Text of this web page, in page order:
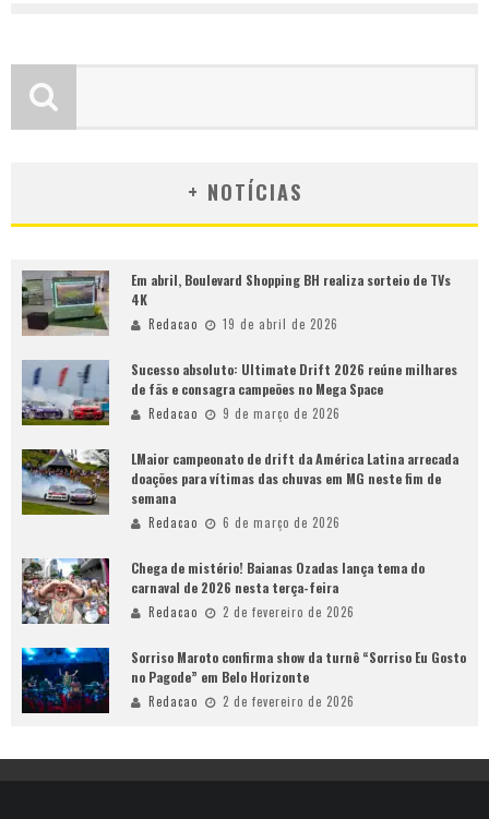
+ NOTÍCIAS
Em abril, Boulevard Shopping BH realiza sorteio de TVs
4K
Redacao 19 de abril de 2026
Sucesso absoluto: Ultimate Drift 2026 reúne milhares
de fãs e consagra campeões no Mega Space
Redacao 9 de março de 2026
LMaior campeonato de drift da América Latina arrecada
doações para vítimas das chuvas em MG neste fim de
semana
Redacao 6 de março de 2026
Chega de mistério! Baianas Ozadas lança tema do
carnaval de 2026 nesta terça-feira
Redacao 2 de fevereiro de 2026
Sorriso Maroto confirma show da turnê “Sorriso Eu Gosto
no Pagode” em Belo Horizonte
Redacao 2 de fevereiro de 2026